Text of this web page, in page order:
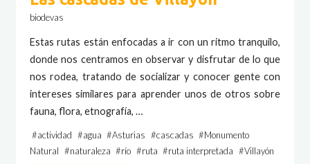
biodevas
Estas rutas están enfocadas a ir con un ritmo tranquilo,
donde nos centramos en observar y disfrutar de lo que
nos rodea, tratando de socializar y conocer gente con
intereses similares para aprender unos de otros sobre
fauna, flora, etnografía, …
#actividad #agua #Asturias #cascadas #Monumento
Natural #naturaleza #río #ruta #ruta interpretada #Villayón